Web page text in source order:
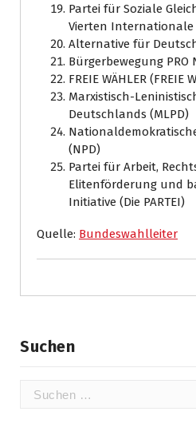
Partei für Soziale
Vierten Internationale
Alternative für
Bürgerbewegung PRO
FREIE WÄHLER (FREIE
Marxistisch-
Deutschlands (MLPD)
(NPD)
Partei für Arbeit,
Elitenförderung und
Initiative (Die PARTEI)
Quelle: Bundeswahlleiter
Suchen
Suchen